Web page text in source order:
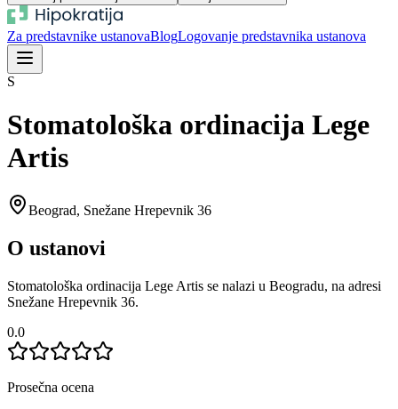
Za predstavnike ustanovaBlogLogovanje predstavnika ustanova
S
Stomatološka ordinacija Lege
Artis
Beograd, Snežane Hrepevnik 36
O ustanovi
Stomatološka ordinacija Lege Artis se nalazi u Beogradu, na adresi
Snežane Hrepevnik 36.
0.0
Prosečna ocena